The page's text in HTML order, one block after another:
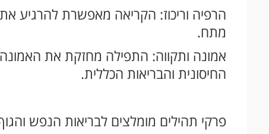
הרפיה וריכוז: הקריאה מאפשרת להרגיע
מתח.
אמונה ותקווה: התפילה מחזקת את
החיסונית והבריאות הכללית.
פרקי תהילים מומלצים לבריאות הנפש